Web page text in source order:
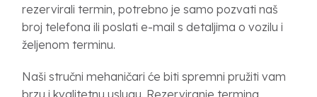
rezervirali termin, potrebno je samo pozvati naš
broj telefona ili poslati e-mail s detaljima o vozilu i
željenom terminu.
Naši stručni mehaničari će biti spremni pružiti vam